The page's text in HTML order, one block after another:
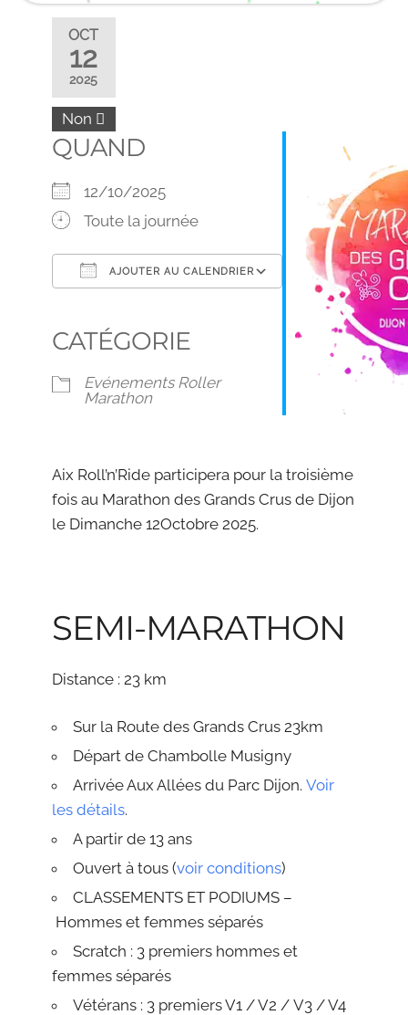
OCT
12
2025
Non
QUAND
12/10/2025
Toute la journée
AJOUTER AU CALENDRIER
Outlook Live
CATÉGORIE
Evénements Roller
Marathon
Aix Roll’n’Ride participera pour la troisième
fois au Marathon des Grands Crus de Dijon
le Dimanche 12Octobre 2025.
SEMI-MARATHON
Distance : 23 km
Sur la Route des Grands Crus 23km
Départ de Chambolle Musigny
Arrivée Aux Allées du Parc Dijon. Voir
les détails.
A partir de 13 ans
Ouvert à tous (voir conditions)
CLASSEMENTS ET PODIUMS –
Hommes et femmes séparés
Scratch : 3 premiers hommes et
femmes séparés
Vétérans : 3 premiers V1 / V2 / V3 / V4